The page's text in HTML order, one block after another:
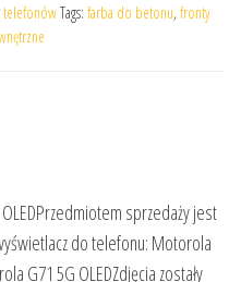
telefonówTags: farba do betonu, fronty
sprzedaży jest
do telefonu: Motorola
G71 5G OLEDZdjęcia zostały